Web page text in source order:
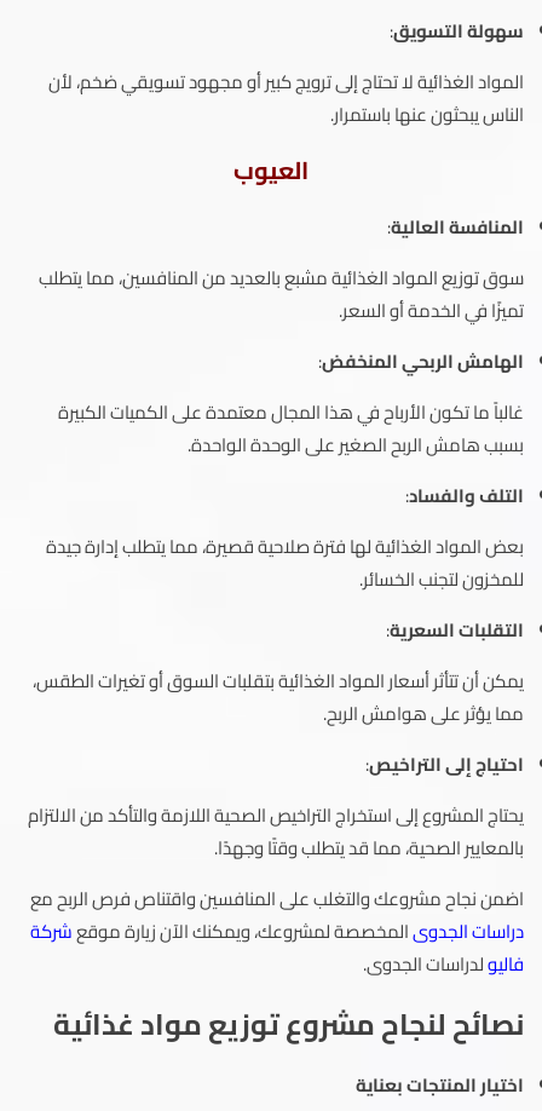
سهولة التسويق:
المواد الغذائية لا تحتاج إلى ترويج كبير أو مجهود تسويقي ضخم، لأن
الناس يبحثون عنها باستمرار.
العيوب
المنافسة العالية:
سوق توزيع المواد الغذائية مشبع بالعديد من المنافسين، مما يتطلب
تميزًا في الخدمة أو السعر.
الهامش الربحي المنخفض:
غالباً ما تكون الأرباح في هذا المجال معتمدة على الكميات الكبيرة
بسبب هامش الربح الصغير على الوحدة الواحدة.
التلف والفساد:
بعض المواد الغذائية لها فترة صلاحية قصيرة، مما يتطلب إدارة جيدة
للمخزون لتجنب الخسائر.
التقلبات السعرية:
يمكن أن تتأثر أسعار المواد الغذائية بتقلبات السوق أو تغيرات الطقس،
مما يؤثر على هوامش الربح.
احتياج إلى التراخيص:
يحتاج المشروع إلى استخراج التراخيص الصحية اللازمة والتأكد من الالتزام
بالمعايير الصحية، مما قد يتطلب وقتًا وجهدًا.
اضمن نجاح مشروعك والتغلب على المنافسين واقتناص فرص الربح مع
دراسات الجدوىالمخصصة لمشروعك، ويمكنك الآن زيارة موقعشركة
فاليولدراسات الجدوى.
نصائح لنجاح مشروع توزيع مواد غذائية
اختيار المنتجات بعناية